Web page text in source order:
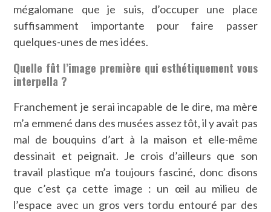
mégalomane que je suis, d’occuper une place
suffisamment importante pour faire passer
quelques-unes de mes idées.
Quelle fût l’image première qui esthétiquement vous
interpella ?
Franchement je serai incapable de le dire, ma mère
m’a emmené dans des musées assez tôt, il y avait pas
mal de bouquins d’art à la maison et elle-même
dessinait et peignait. Je crois d’ailleurs que son
travail plastique m’a toujours fasciné, donc disons
que c’est ça cette image : un œil au milieu de
l’espace avec un gros vers tordu entouré par des